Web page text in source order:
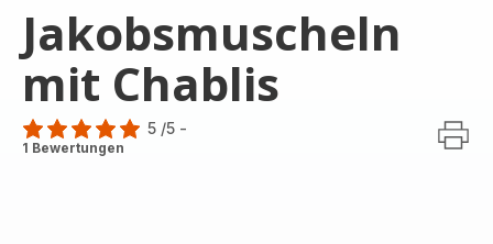
Jakobsmuscheln
mit Chablis
Bewertung
5 /5 -
1 Bewertungen